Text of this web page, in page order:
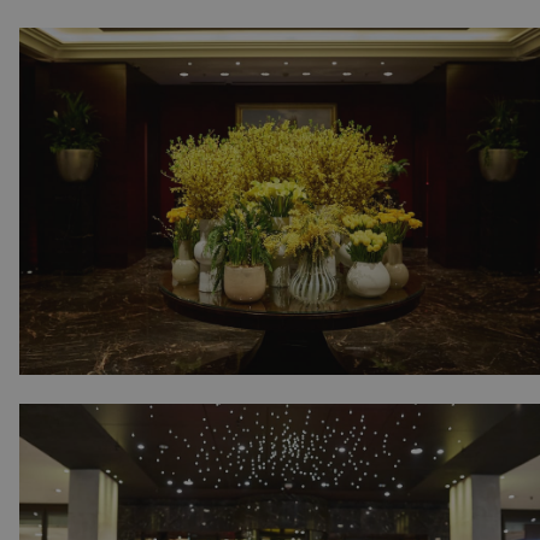
un
des
que la
fonctionne
du plugin Spotify
intersite.
de
pour leur
données sur le
en veillant à
lors des
du plugin Spotify